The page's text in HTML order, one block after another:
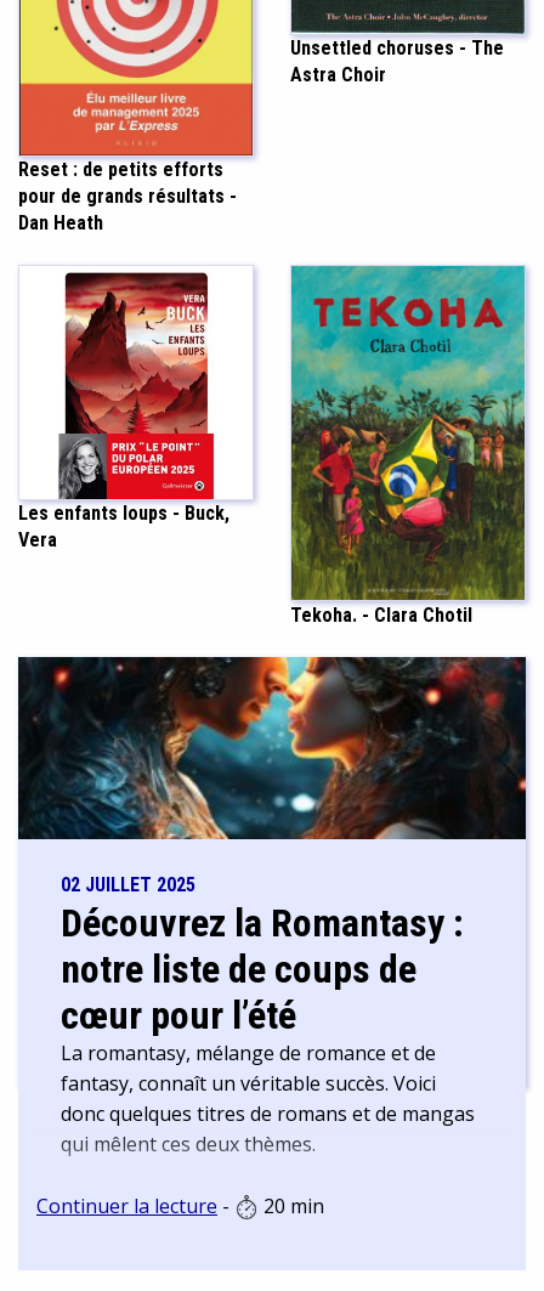
Reset : de petits efforts
pour de grands résultats -
Dan Heath
Unsettled choruses - The
Astra Choir
Les enfants loups - Buck,
Vera
Tekoha. - Clara Chotil
02 JUILLET 2025
Découvrez la Romantasy :
notre liste de coups de
cœur pour l’été
La romantasy, mélange de romance et de
fantasy, connaît un véritable succès. Voici
donc quelques titres de romans et de mangas
qui mêlent ces deux thèmes.
Continuer la lecture - 20 min